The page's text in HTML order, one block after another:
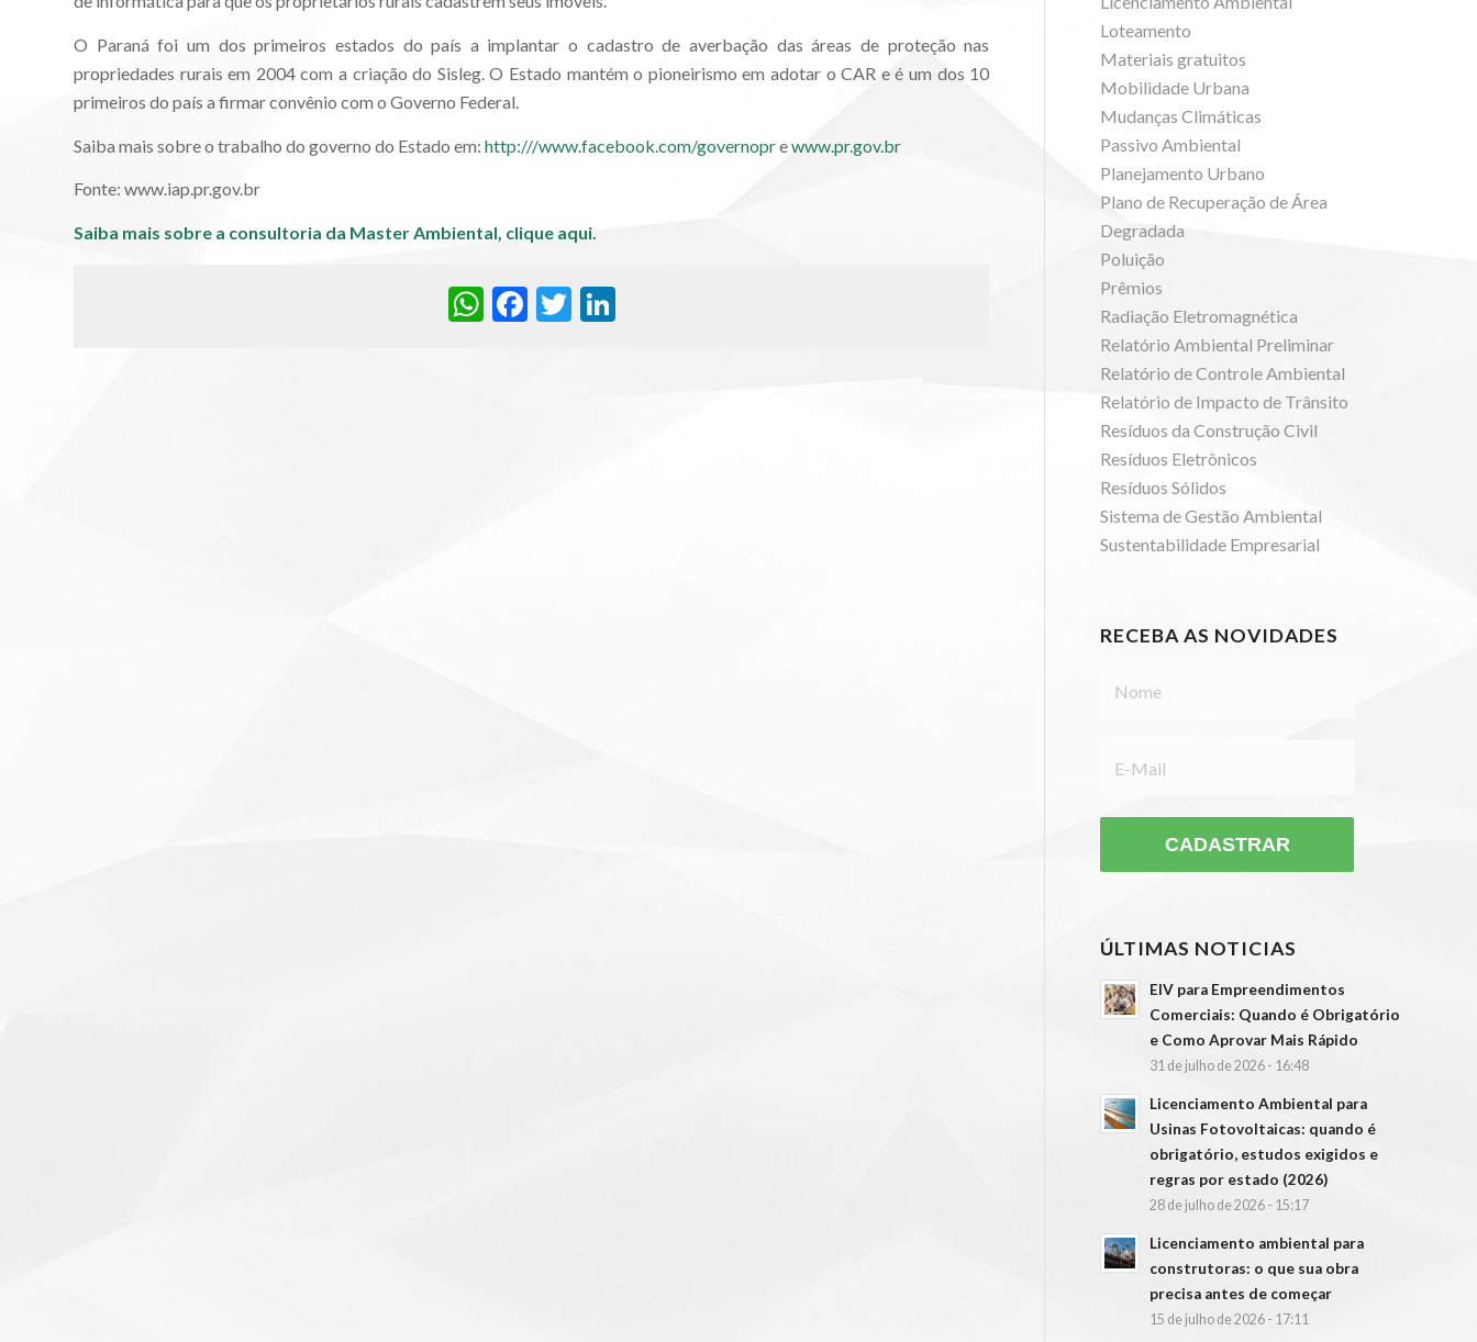
O Paraná foi um dos primeiros estados do país a implantar o cadastro de averbação das áreas de proteção nas
propriedades rurais em 2004 com a criação do Sisleg. O Estado mantém o pioneirismo em adotar o CAR e é um dos 10
primeiros do país a firmar convênio com o Governo Federal.
Saiba mais sobre o trabalho do governo do Estado em: http:///www.facebook.com/governoprewww.pr.gov.br
Fonte: www.iap.pr.gov.br
Saiba mais sobre a consultoria da Master Ambiental, clique aqui.
WhatsApp
Facebook
Twitter
LinkedIn
Loteamento
Materiais gratuitos
Mobilidade Urbana
Mudanças Climáticas
Passivo Ambiental
Planejamento Urbano
Plano de Recuperação de Área
Degradada
Poluição
Prêmios
Radiação Eletromagnética
Relatório Ambiental Preliminar
Relatório de Controle Ambiental
Relatório de Impacto de Trânsito
Resíduos da Construção Civil
Resíduos Eletrônicos
Resíduos Sólidos
Sistema de Gestão Ambiental
Sustentabilidade Empresarial
RECEBA AS NOVIDADES
ÚLTIMAS NOTICIAS
EIV para Empreendimentos
Comerciais: Quando é Obrigatório
e Como Aprovar Mais Rápido
31 de julho de 2026 - 16:48
Licenciamento Ambiental para
Usinas Fotovoltaicas: quando é
obrigatório, estudos exigidos e
regras por estado (2026)
28 de julho de 2026 - 15:17
Licenciamento ambiental para
construtoras: o que sua obra
precisa antes de começar
15 de julho de 2026 - 17:11